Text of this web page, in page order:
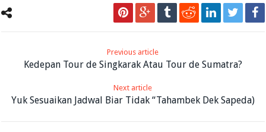
Previous article
Kedepan Tour de Singkarak Atau Tour de Sumatra?
Next article
Yuk Sesuaikan Jadwal Biar Tidak “Tahambek Dek Sapeda)